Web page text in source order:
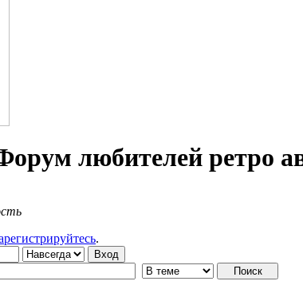
любителей ретро
.